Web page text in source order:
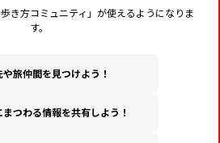
き方コミュニティ」が使えるようになりま
す。
旅仲間を見つけよう！
つわる情報を共有しよう！